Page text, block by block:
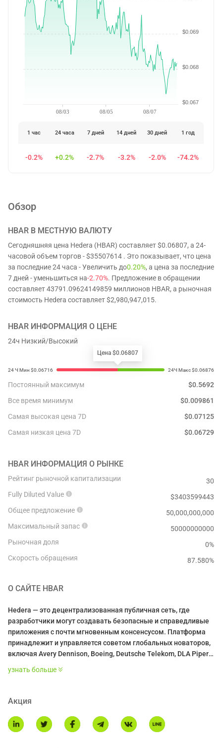
08/03 08/05 08/07
$0.067
$0.068
$0.069
1 час 24 часа 7 дней 14 дней 30 дней 1 год
-0.2% +0.2% -2.7% -3.2% -2.0% -74.2%
Обзор
HBAR В МЕСТНУЮ ВАЛЮТУ
Сегодняшняя цена Hedera (HBAR) составляет $0.06807, а 24-
часовой объем торгов - $35507614 . Это показывает, что цена
за последние 24 часа - Увеличить до0.20%, а цена за последние
7 дней - уменьшиться на-2.70%. Предложение в обращении
составляет 43791.09624149859 миллионов HBAR, а рыночная
стоимость Hedera составляет $2,980,947,015.
HBAR ИНФОРМАЦИЯ О ЦЕНЕ
24ч Низкий/Высокий
Цена $0.06807
Постоянный максимум $0.5692
Все время минимум
$0.009861
Самая высокая цена 7D
$0.07125
Самая низкая цена 7D
$0.06729
HBAR ИНФОРМАЦИЯ О РЫНКЕ
Рейтинг рыночной капитализации
30
Fully Diluted Value
$3403599443
Общее предложение
50,000,000,000
Максимальный запас
50000000000
Рыночная доля
0%
Скорость обращения
87.580%
О САЙТЕ HBAR
Hedera — это децентрализованная публичная сеть, где
разработчики могут создавать безопасные и справедливые
приложения с почти мгновенным консенсусом. Платформа
принадлежит и управляется советом глобальных новаторов,
включая Avery Dennison, Boeing, Deutsche Telekom, DLA Piper,
Swirlds, Tata Communications, University College London (UCL),
доверия для любого приложения или разрешенной сети и
позволяет создавать неизменяемый и проверяемый журнал
узнать больше
Акция